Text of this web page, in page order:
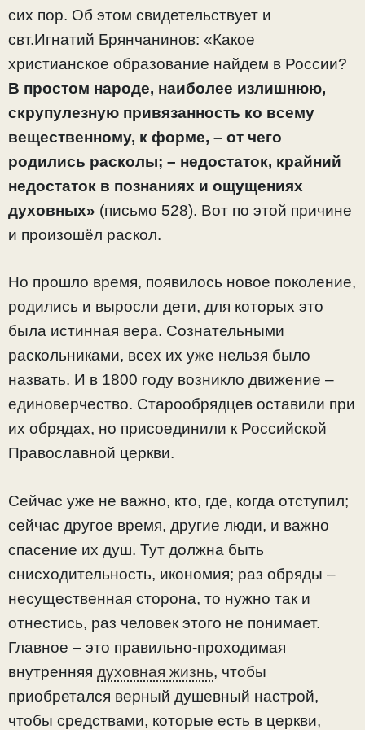
сих пор. Об этом свидетельствует и
свт.Игнатий Брянчанинов: «Какое
христианское образование найдем в России?
В простом народе, наиболее излишнюю,
скрупулезную привязанность ко всему
вещественному, к форме, – от чего
родились расколы; – недостаток, крайний
недостаток в познаниях и ощущениях
духовных» (письмо 528). Вот по этой причине
и произошёл раскол.
Но прошло время, появилось новое поколение,
родились и выросли дети, для которых это
была истинная вера. Сознательными
раскольниками, всех их уже нельзя было
назвать. И в 1800 году возникло движение –
единоверчество. Старообрядцев оставили при
их обрядах, но присоединили к Российской
Православной церкви.
Сейчас уже не важно, кто, где, когда отступил;
сейчас другое время, другие люди, и важно
спасение их душ. Тут должна быть
снисходительность, икономия; раз обряды –
несущественная сторона, то нужно так и
отнестись, раз человек этого не понимает.
Главное – это правильно-проходимая
внутренняя духовная жизнь, чтобы
приобретался верный душевный настрой,
чтобы средствами, которые есть в церкви,